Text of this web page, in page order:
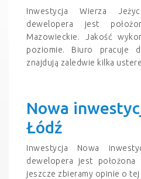
Inwestycja Wierza
dewelopera jest
Mazowieckie. Jakość
poziomie. Biuro pracuje
znajdują zaledwie kilka
Nowa
Łódź
Inwestycja Nowa
dewelopera jest położona
jeszcze zbieramy opinie o